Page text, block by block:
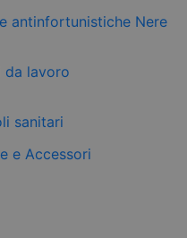
antinfortunistiche Nere
da lavoro
sanitari
e Accessori